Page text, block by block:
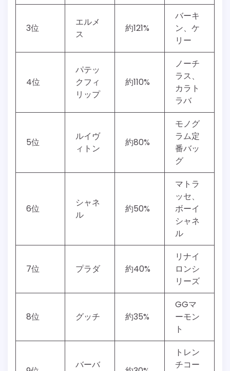
3位
エルメ
ス
約121%
バーキ
ン、ケ
リー
4位
パテッ
クフィ
リップ
約110%
ノーチ
ラス、
カラト
ラバ
5位
ルイヴ
ィトン
約80%
モノグ
ラム定
番バッ
グ
6位
シャネ
ル
約50%
マトラ
ッセ、
ボーイ
シャネ
ル
7位 プラダ 約40%
リナイ
ロンシ
リーズ
8位 グッチ 約35%
GGマ
ーモン
ト
バーバ
トレン
チコー